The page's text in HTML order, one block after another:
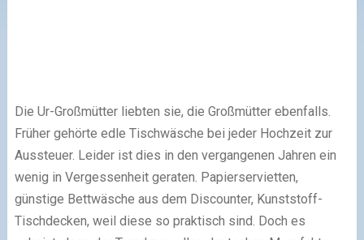
Die Ur-Großmütter liebten sie, die Großmütter ebenfalls.
Früher gehörte edle Tischwäsche bei jeder Hochzeit zur
Aussteuer. Leider ist dies in den vergangenen Jahren ein
wenig in Vergessenheit geraten. Papierservietten,
günstige Bettwäsche aus dem Discounter, Kunststoff-
Tischdecken, weil diese so praktisch sind. Doch es